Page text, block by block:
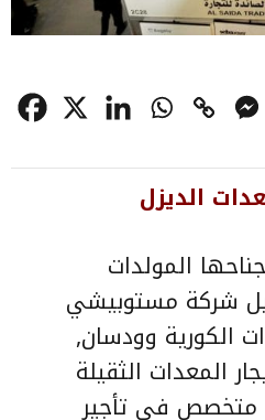
الديزل
المولدات
شركة مستوبيشي
الكورية وودسان,
المعدات الثقيلة
متخصص في تأجير